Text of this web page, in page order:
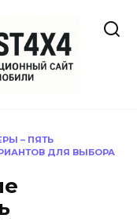
– ПЯТЬ
ДЛЯ ВЫБОРА